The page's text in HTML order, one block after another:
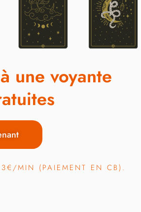
une voyante
3€/MIN (PAIEMENT EN CB).